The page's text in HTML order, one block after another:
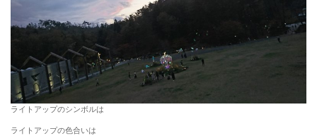
ライトアップのシンボルは
ライトアップの色合いは